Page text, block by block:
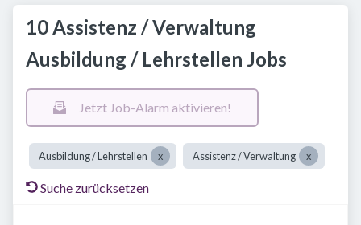
10 Assistenz / Verwaltung
Ausbildung / Lehrstellen Jobs
Jetzt Job-Alarm aktivieren!
Ausbildung / Lehrstellen Assistenz / Verwaltung
Suche zurücksetzen